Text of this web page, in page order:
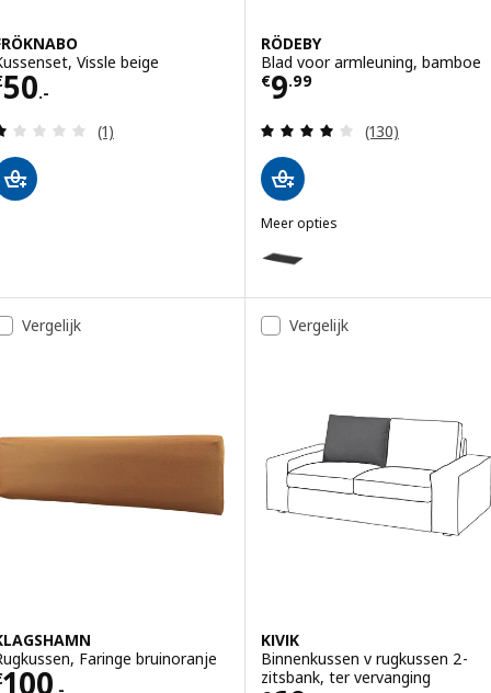
Vissle beige
50.- € 50.-
Beoordeling: 1 van 5 sterren. Totaal
(1)
RÖDEBY
Blad voor armleuning, bamboe
€9.99
Prijs € 9.99
Beoordeling:
(130)
Meer opties
Optie: RÖDEBY, Blad voor
Vergelijk
Faringe bruinoranje
100€ 100.-
Vergelijk
KIVIK
Binnenkussen v rugkussen 2-
zitsbank, ter vervanging